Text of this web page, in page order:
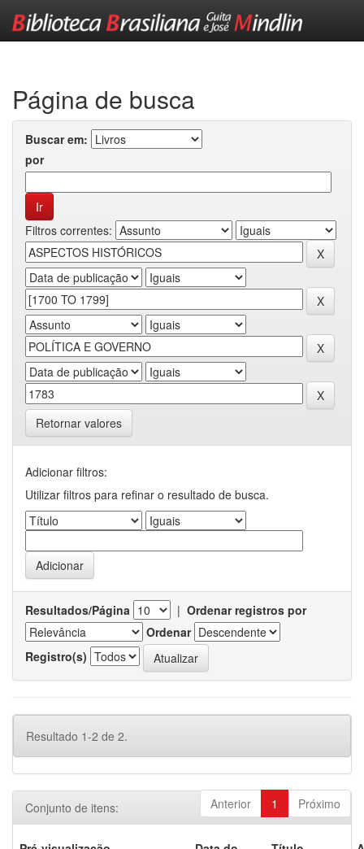
Página de busca
Buscar em:
por
Filtros correntes:
Retornar valores
Adicionar filtros:
Utilizar filtros para refinar o resultado de busca.
Resultados/Página | Ordenar registros por
Ordenar
Registro(s)
Resultado 1-2 de 2.
Anterior 1 Próximo
Conjunto de itens: